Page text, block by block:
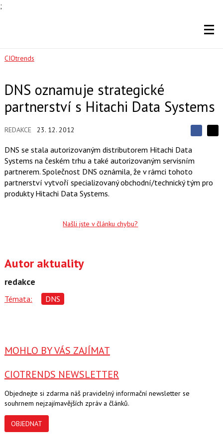
;
CIOtrends
DNS oznamuje strategické
partnerství s Hitachi Data Systems
REDAKCE 23. 12. 2012
S
d
í
l
e
S
t
t
DNS se stala autorizovaným distributorem Hitachi Data
Systems na českém trhu a také autorizovaným servisním
partnerem. Společnost DNS oznámila, že v rámci tohoto
partnerství vytvoří specializovaný obchodní/technický tým pro
produkty Hitachi Data Systems.
Našli jste v článku chybu?
Autor aktuality
redakce
Témata: DNS
MOHLO BY VÁS ZAJÍMAT
CIOTRENDS NEWSLETTER
Objednejte si zdarma náš pravidelný informační newsletter se
souhrnem nejzajímavějších zpráv a článků.
OBJEDNAT